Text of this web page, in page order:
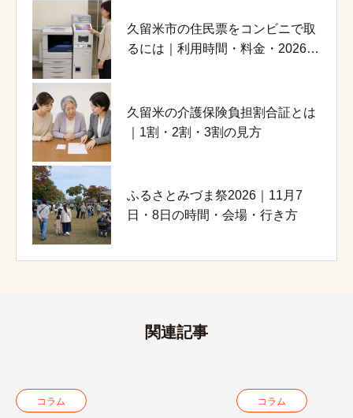
久留米市の住民票をコンビニで取
るには｜利用時間・料金・2026年
久留米の介護保険負担割合証とは
｜1割・2割・3割の見方
ふるさとみづま祭2026｜11月7
日・8日の時間・会場・行き方
認知症の家族介護で抱え込みすぎ
ないために｜課題と相談先の整理
介護職員のメンタルヘルスを守る
には｜認知症ケア現場の負担と対
介護職の給与と処遇改善加算｜
2026年改定・確認方法・誤解しや
介護施設で起きるハラスメント対
策｜家族と職員を守る実務ガイド
高齢者の誤嚥とお粥｜サラサラに
なる理由と介護職が見るポイント
久留米ラーメン28店｜西鉄・JR・
久留米ICから探す地域別ガイド
関連記事
コラム コラム